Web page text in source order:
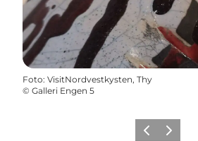
Foto: VisitNordvestkysten, Thy
© Galleri Engen 5
ZurückWeiter